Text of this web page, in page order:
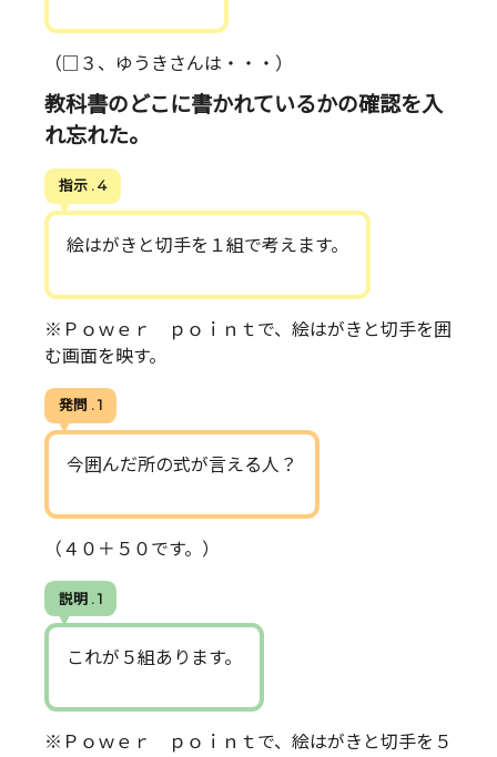
（□３、ゆうきさんは・・・）
教科書のどこに書かれているかの確認を入
れ忘れた。
指示 . 4
絵はがきと切手を１組で考えます。
※Ｐｏｗｅｒ ｐｏｉｎｔで、絵はがきと切手を囲
む画面を映す。
発問 . 1
今囲んだ所の式が言える人？
（４０＋５０です。）
説明 . 1
これが５組あります。
※Ｐｏｗｅｒ ｐｏｉｎｔで、絵はがきと切手を５